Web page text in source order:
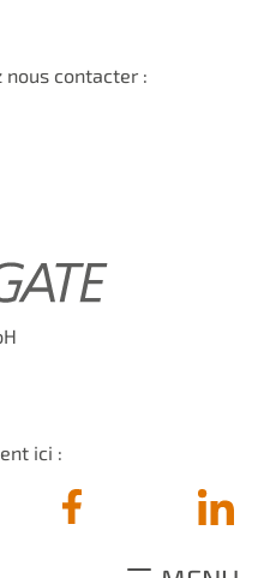
contacter :
ici :